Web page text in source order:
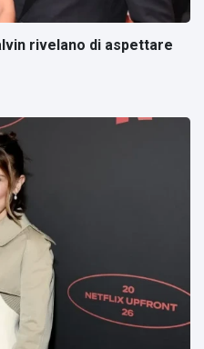
rivelano di aspettare